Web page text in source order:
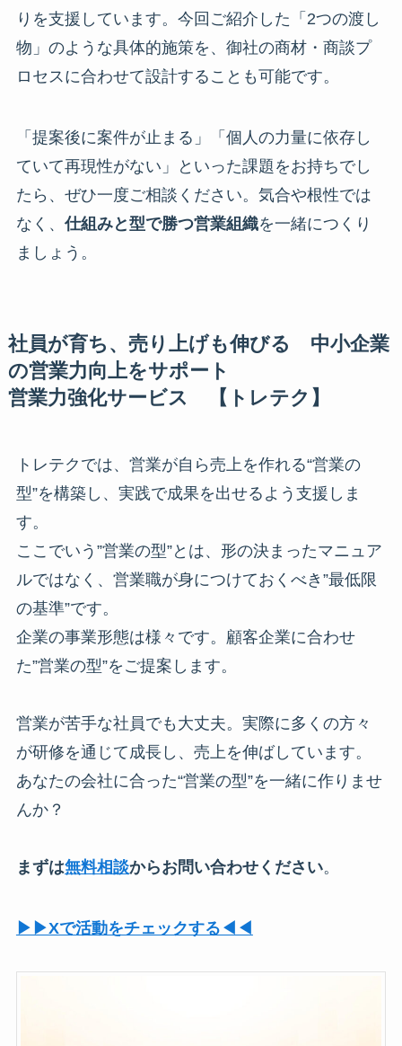
りを支援しています。今回ご紹介した「2つの渡し
物」のような具体的施策を、御社の商材・商談プ
ロセスに合わせて設計することも可能です。
「提案後に案件が止まる」「個人の力量に依存し
ていて再現性がない」といった課題をお持ちでし
たら、ぜひ一度ご相談ください。気合や根性では
なく、 仕組みと型で勝つ営業組織を一緒につくり
ましょう。
社員が育ち、売り上げも伸びる 中小企業
の営業力向上をサポート
営業力強化サービス 【トレテク】
トレテクでは、営業が自ら売上を作れる“営業の
型”を構築し、実践で成果を出せるよう支援しま
す。
ここでいう”営業の型”とは、形の決まったマニュア
ルではなく、営業職が身につけておくべき”最低限
の基準”です。
企業の事業形態は様々です。顧客企業に合わせ
た”営業の型”をご提案します。
営業が苦手な社員でも大丈夫。実際に多くの方々
が研修を通じて成長し、売上を伸ばしています。
あなたの会社に合った“営業の型”を一緒に作りませ
んか？
まずは無料相談からお問い合わせください。
▶︎▶︎Xで活動をチェックする◀︎◀︎